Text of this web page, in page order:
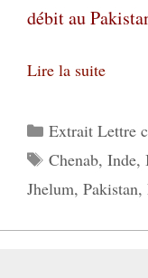
débit au
Lire la suite
Catégories
Extrait Lettre
Étiquettes
Chenab, Inde,
Jhelum, Pakistan,